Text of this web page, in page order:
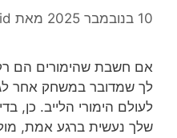
10 בנובמבר 2025 מאת
אם חשבת שהימורים הם רק
לך שמדובר במשחק אחר
לעולם הימורי הלייב. כן,
שלך נעשית ברגע אמת,